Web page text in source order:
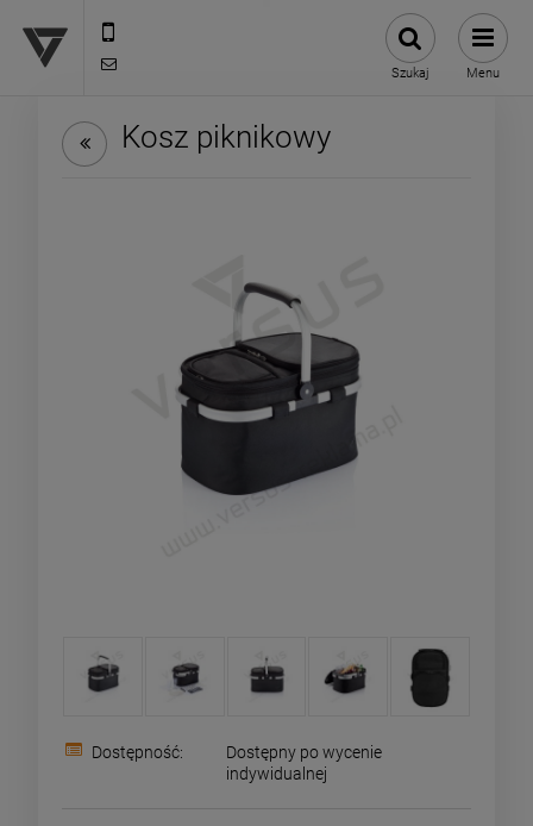
Szukaj Menu
Kosz piknikowy
Dostępność:
Dostępny po wycenie
indywidualnej